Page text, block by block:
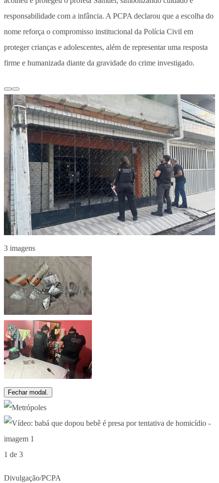
responsabilidade com a infância. A PCPA declarou que a escolha do
nome reforça o compromisso institucional da Polícia Civil em
proteger crianças e adolescentes, além de representar uma resposta
firme e humanizada diante da gravidade do crime investigado.
3 imagens
Fechar modal.
1 de 3
Divulgação/PCPA